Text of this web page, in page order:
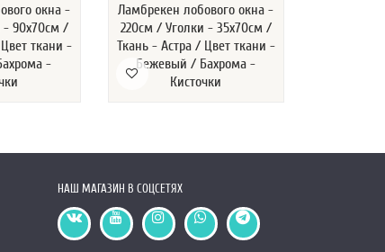
окна -
- 90x70см /
ткани -
-
Ламбрекен лобового окна -
220см / Уголки - 35x70см /
Ткань - Астра / Цвет ткани -
Бежевый / Бахрома -
Кисточки
НАШ МАГАЗИН В СОЦСЕТЯХ